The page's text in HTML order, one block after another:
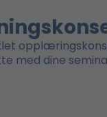
med dine